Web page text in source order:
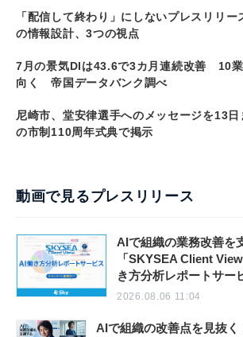
「配信して終わり」にしないプレスリリ
の情報設計、3つの視点
7月の景気DIは43.6で3カ月連続改善 10
向く 帝国データバンク調べ
尼崎市、堂安律選手へのメッセージを13
の市制110周年式典で掲示
動画で見るプレスリリース
AIで組織の業務改善を
「SKYSEA Client
き方分析レポートサー
2026.08.06 11:04
AIで組織の改善点を見抜